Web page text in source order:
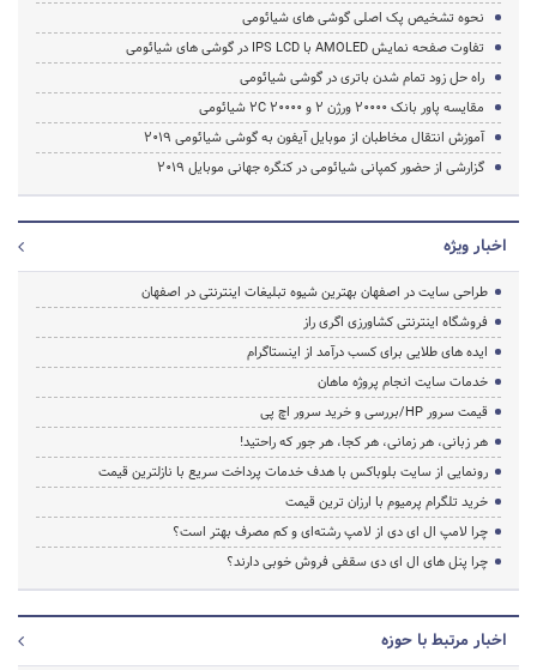
نحوه تشخیص پک اصلی گوشی های شیائومی
تفاوت صفحه نمایش AMOLED با IPS LCD در گوشی های شیائومی
راه حل زود تمام شدن باتری در گوشی شیائومی
مقایسه پاور بانک 20000 ورژن 2 و 20000 2C شیائومی
آموزش انتقال مخاطبان از موبایل آیفون به گوشی شیائومی 2019
گزارشی از حضور کمپانی شیائومی در کنگره جهانی موبایل 2019
اخبار ویژه
طراحی سایت در اصفهان بهترین شیوه تبلیغات اینترنتی در اصفهان
فروشگاه اینترنتی کشاورزی اگری راز
ایده های طلایی برای کسب درآمد از اینستاگرام
خدمات سایت انجام پروژه ماهان
قیمت سرور HP/بررسی و خرید سرور اچ پی
هر زبانی، هر زمانی، هر کجا، هر جور که راحتید!
رونمایی از سایت بلوباکس با هدف خدمات پرداخت سریع با نازلترین قیمت
خرید تلگرام پرمیوم با ارزان ترین قیمت
چرا لامپ ال ای دی از لامپ رشته‌ای و کم مصرف بهتر است؟
چرا پنل های ال ای دی سقفی فروش خوبی دارند؟
اخبار مرتبط با حوزه